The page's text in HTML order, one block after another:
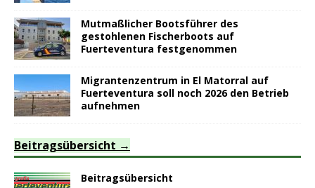
Mutmaßlicher Bootsführer des
gestohlenen Fischerboots auf
Fuerteventura festgenommen
Migrantenzentrum in El Matorral auf
Fuerteventura soll noch 2026 den Betrieb
aufnehmen
Beitragsübersicht
Beitragsübersicht